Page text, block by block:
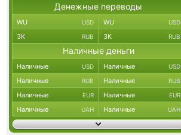
Денежные переводы
WU USD WU USD
ЗК RUB ЗК RUB
Наличные деньги
Наличные USD Наличные USD
Наличные RUB Наличные RUB
Наличные EUR Наличные EUR
Наличные UAH Наличные UAH